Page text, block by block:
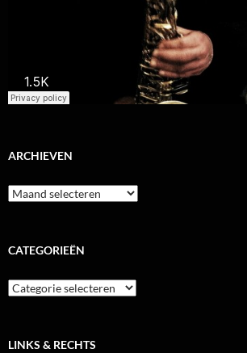
ARCHIEVEN
Archieven
CATEGORIEËN
Categorieën
LINKS & RECHTS